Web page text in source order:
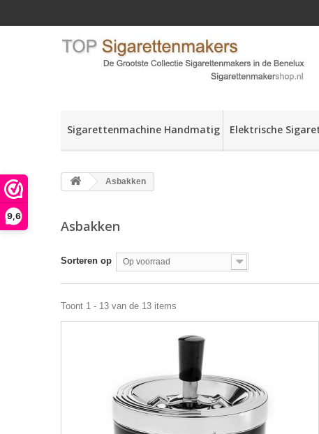
9,6
Sigarettenmachine Handmatig Elektrische
Asbakken
Asbakken
Sorteren op Op voorraad
Toont 1 - 13 van de 13 items